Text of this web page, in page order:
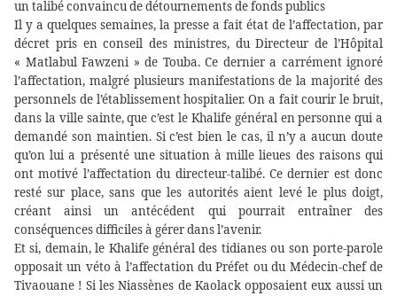
un talibé convaincu de détournements de fonds publics
Il y a quelques semaines, la presse a fait état de l’affectation, par
décret pris en conseil des ministres, du Directeur de l’Hôpital
« Matlabul Fawzeni » de Touba. Ce dernier a carrément ignoré
l’affectation, malgré plusieurs manifestations de la majorité des
personnels de l’établissement hospitalier. On a fait courir le bruit,
dans la ville sainte, que c’est le Khalife général en personne qui a
demandé son maintien. Si c’est bien le cas, il n’y a aucun doute
qu’on lui a présenté une situation à mille lieues des raisons qui
ont motivé l’affectation du directeur-talibé. Ce dernier est donc
resté sur place, sans que les autorités aient levé le plus doigt,
créant ainsi un antécédent qui pourrait entraîner des
conséquences difficiles à gérer dans l’avenir.
Et si, demain, le Khalife général des tidianes ou son porte-parole
opposait un véto à l’affectation du Préfet ou du Médecin-chef de
Tivaouane ! Si les Niassènes de Kaolack opposaient eux aussi un